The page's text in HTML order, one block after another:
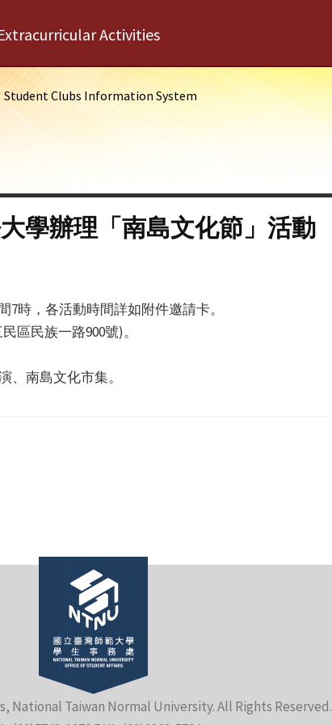
Activities
Student Clubs Information System
學辦理「南島文化節」活動
7時，各活動時間詳如附件邀請卡。
區民族一路900號)。
、南島文化市集。
National Taiwan Normal University. All Rights Reserved.